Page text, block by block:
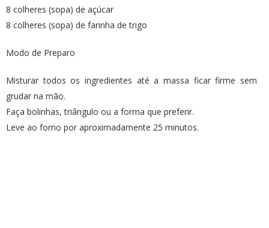
8 colheres (sopa) de açúcar
8 colheres (sopa) de farinha de trigo
Modo de Preparo
Misturar todos os ingredientes até a massa ficar firme sem
grudar na mão.
Faça bolinhas, triângulo ou a forma que preferir.
Leve ao forno por aproximadamente 25 minutos.